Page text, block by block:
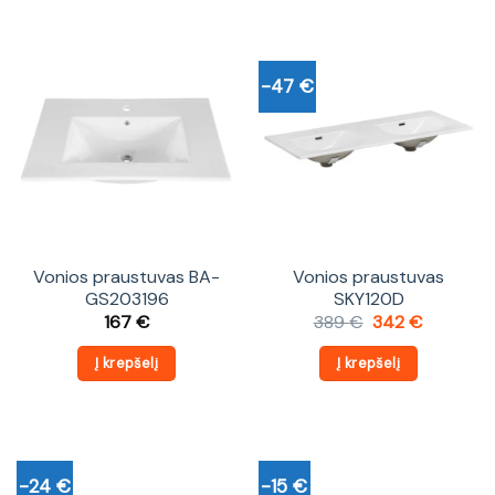
Vonios praustuvas BA-
GS203196
167€
Į krepšelį
-47 €
Vonios praustuvas
SKY120D
389€ Original
was:
389 €.
342€Current
Į krepšelį
-24 € -15 €